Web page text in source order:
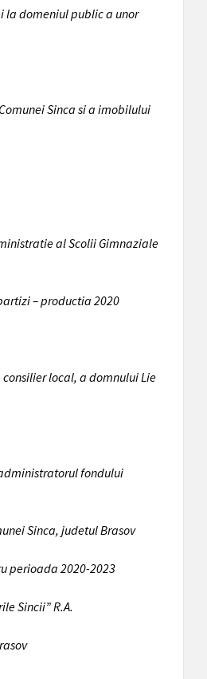
la domeniul public a unor
Sinca si a imobilului
al Scolii Gimnaziale
– productia 2020
local, a domnului Lie
fondului
Sinca, judetul Brasov
perioada 2020-2023
Sincii” R.A.